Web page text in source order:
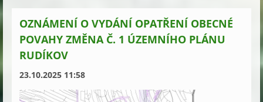
OZNÁMENÍ O VYDÁNÍ OPATŘENÍ OBECNÉ
POVAHY ZMĚNA Č. 1 ÚZEMNÍHO PLÁNU
RUDÍKOV
23.10.2025 11:58